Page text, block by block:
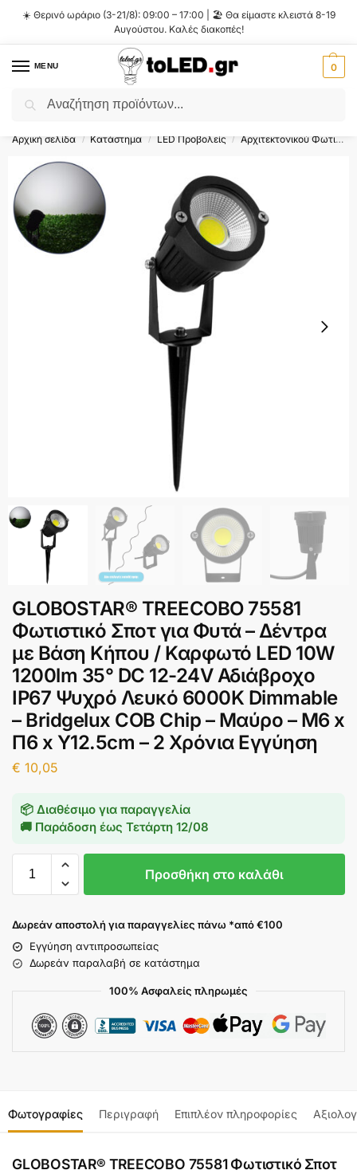
☀️ Θερινό ωράριο (3-21/8): 09:00 – 17:00 | 🏖️ Θα είμαστε κλειστά 8-19
Αυγούστου. Καλές διακοπές!
MENU 0
Flash Sale ⚡ 10% Έκπτωση με τον κωδικό
Αρχική σελίδα / Κατάστημα / LED Προβολείς / Αρχιτεκτονικού Φωτισμού Προβολείς LED
GLOBOSTAR® TREECOBO 75581
Φωτιστικό Σποτ για Φυτά – Δέντρα
με Βάση Κήπου / Καρφωτό LED 10W
1200lm 35° DC 12-24V Αδιάβροχο
IP67 Ψυχρό Λευκό 6000K Dimmable
– Bridgelux COB Chip – Μαύρο – Μ6 x
Π6 x Υ12.5cm – 2 Χρόνια Εγγύηση
€ 10,05
📦 Διαθέσιμο για παραγγελία
🚚 Παράδοση έως Τετάρτη 12/08
Προσθήκη στο καλάθι
Δωρεάν αποστολή για παραγγελίες πάνω *από €100
Εγγύηση αντιπροσωπείας
Δωρεάν παραλαβή σε κατάστημα
100% Ασφαλείς πληρωμές
Φωτογραφίες Περιγραφή Επιπλέον πληροφορίες
GLOBOSTAR® TREECOBO 75581 Φωτιστικό Σποτ